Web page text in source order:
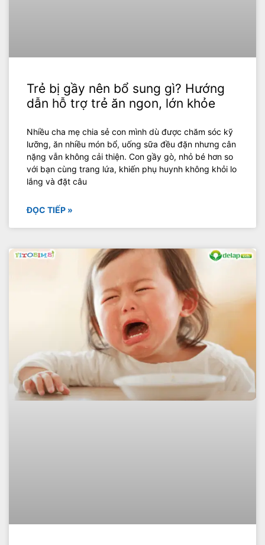
Trẻ bị gầy nên bổ sung gì? Hướng
dẫn hỗ trợ trẻ ăn ngon, lớn khỏe
Nhiều cha mẹ chia sẻ con mình dù được chăm sóc kỹ
lưỡng, ăn nhiều món bổ, uống sữa đều đặn nhưng cân
nặng vẫn không cải thiện. Con gầy gò, nhỏ bé hơn so
với bạn cùng trang lứa, khiến phụ huynh không khỏi lo
lắng và đặt câu
ĐỌC TIẾP »